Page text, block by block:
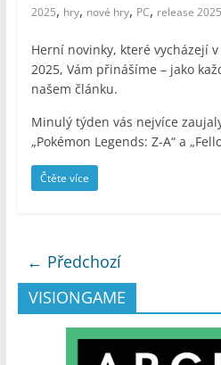
2025, hry, nové hry, PC, release 2025
Herní novinky, které vycházejí
2025, Vám přinášíme – jako
našem článku.
Minulý týden vás nejvíce
„Pokémon Legends: Z-A“ a
Čtěte více
← Předchozí
VISIONGAME